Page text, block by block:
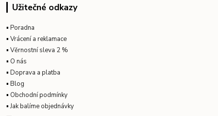
Užitečné odkazy
▪Poradna
▪Vrácení a reklamace
▪Věrnostní sleva 2 %
▪ O nás
▪Doprava a platba
▪Blog
▪ Obchodní podmínky
▪Jak balíme objednávky